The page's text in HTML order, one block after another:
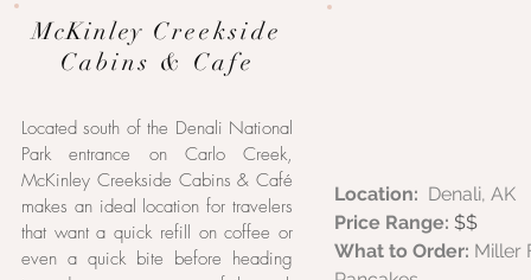
McKinley Creekside
Cabins & Cafe
Located south of the Denali National
Park entrance on Carlo Creek,
McKinley Creekside Cabins & Café
makes an ideal location for travelers
that want a quick refill on coffee or
even a quick bite before heading
Location: Denali, AK
Price Range: $$
What to Order: Miller